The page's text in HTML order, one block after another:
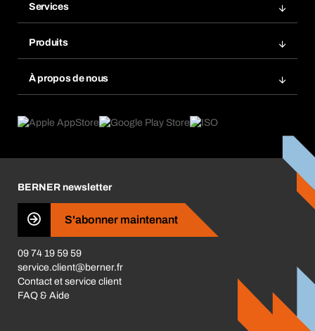
Favoris
Commande automatique
Retour & Réclamation
Services
Gestion des risques chimiques
eProcurement
Guides de choix
Produits
Catégories produits
À propos de nous
Ce qui nous motive
Les magasins BERNER
Presse
Business Conduct
BERNER newsletter
S'abonner maintenant
09 74 19 59 59
service.client@berner.fr
Contact et service client
FAQ & Aide